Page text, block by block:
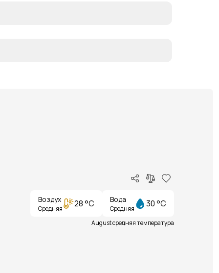
Воздух
Средняя 28 °C Вода
Средняя 30 °C
August средняя температура